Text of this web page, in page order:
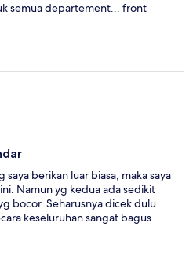
semua departement... front
berikan luar biasa, maka saya
Namun yg kedua ada sedikit
bocor. Seharusnya dicek dulu
keseluruhan sangat bagus.